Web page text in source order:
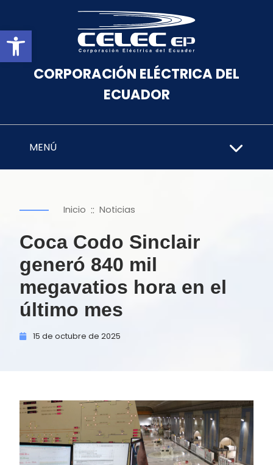
Abrir barra de herramientas
CORPORACIÓN ELÉCTRICA DEL
ECUADOR
MENÚ
Inicio :: Noticias
Coca Codo Sinclair
generó 840 mil
megavatios hora en el
último mes
15 de octubre de 2025